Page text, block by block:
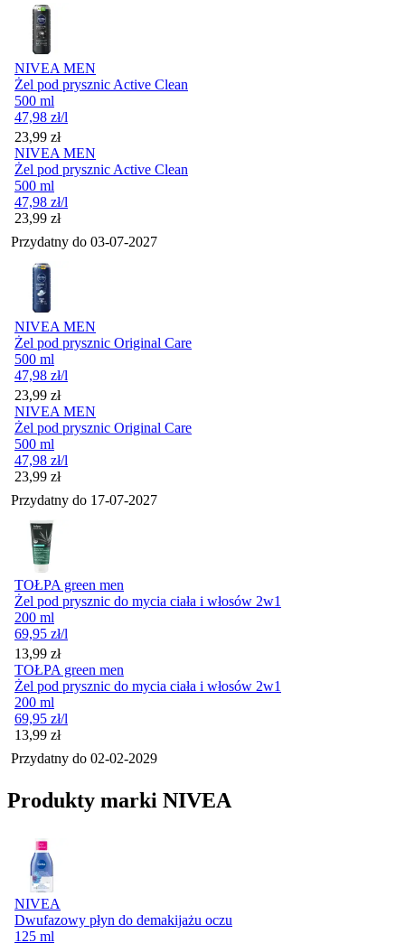
NIVEA MEN
Żel pod prysznic Active Clean
500 ml
47,98 zł/l
Cena
23,99 zł
NIVEA MEN
Żel pod prysznic Active Clean
500 ml
47,98 zł/l
Cena
23,99 zł
Przydatny do 03-07-2027
NIVEA MEN
Żel pod prysznic Original Care
500 ml
47,98 zł/l
Cena
23,99 zł
NIVEA MEN
Żel pod prysznic Original Care
500 ml
47,98 zł/l
Cena
23,99 zł
Przydatny do 17-07-2027
TOŁPA green men
Żel pod prysznic do mycia ciała i włosów 2w1
200 ml
69,95 zł/l
Cena
13,99 zł
TOŁPA green men
Żel pod prysznic do mycia ciała i włosów 2w1
200 ml
69,95 zł/l
Cena
13,99 zł
Przydatny do 02-02-2029
Produkty marki NIVEA
NIVEA
Dwufazowy płyn do demakijażu oczu
125 ml